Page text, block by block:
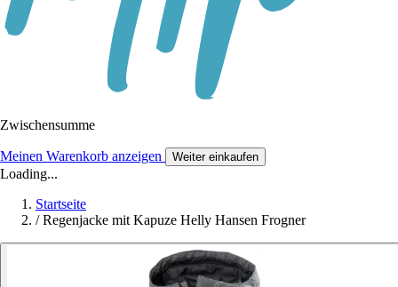
Zwischensumme
Meinen Warenkorb anzeigen Weiter einkaufen
Loading...
Startseite
/ Regenjacke mit Kapuze Helly Hansen Frogner